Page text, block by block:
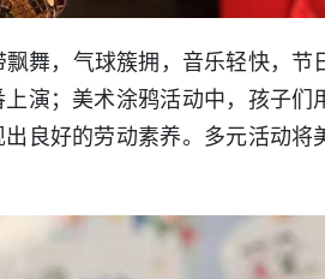
舞，气球簇拥，音乐轻快，节
演；美术涂鸦活动中，孩子们
良好的劳动素养。多元活动将